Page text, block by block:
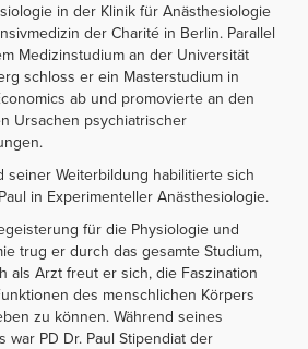
in der Klinik für Anästhesiologie
der Charité in Berlin. Parallel
Medizinstudium an der Universität
schloss er ein Masterstudium in
ab und promovierte an den
Ursachen psychiatrischer
seiner Weiterbildung habilitierte sich
in Experimenteller Anästhesiologie.
für die Physiologie und
trug er durch das gesamte Studium,
als Arzt freut er sich, die Faszination
des menschlichen Körpers
zu können. Während seines
war PD Dr. Paul Stipendiat der